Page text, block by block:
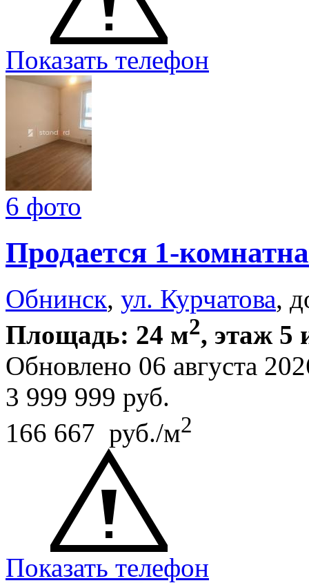
Показать телефон
6 фото
Продается 1-
Обнинск, ул. Курчатова,
Площадь: 24 м2, этаж 5
Обновлено 06 августа
3 999 999 руб.
166 667 руб./м2
Показать телефон